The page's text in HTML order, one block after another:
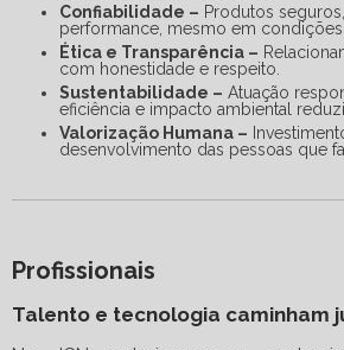
Confiabilidade – Produtos
performance, mesmo em condições
Ética e Transparência –
com honestidade e respeito.
Sustentabilidade – Atuação
eficiência e impacto ambiental
Valorização Humana –
desenvolvimento das pessoas que
Profissionais
Talento e tecnologia caminham